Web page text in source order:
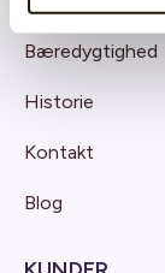
Bæredygtighed
Historie
Kontakt
Blog